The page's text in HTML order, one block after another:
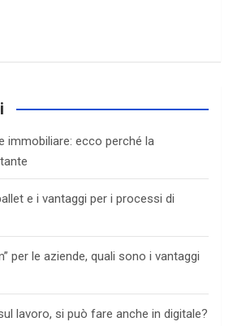
immobiliare: ecco perché la
e i vantaggi per i processi di
per le aziende, quali sono i vantaggi
lavoro, si può fare anche in digitale?